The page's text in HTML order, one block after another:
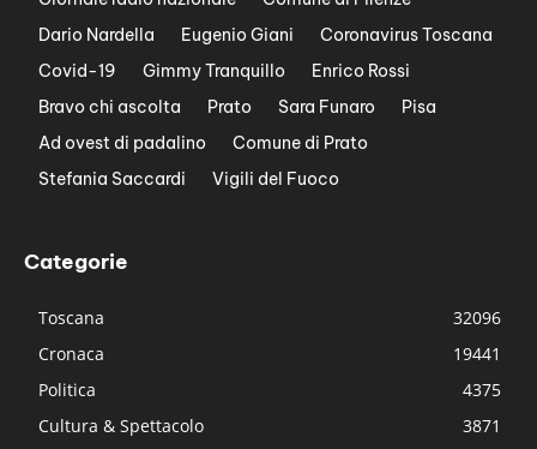
Dario Nardella
Eugenio Giani
Coronavirus Toscana
Covid-19
Gimmy Tranquillo
Enrico Rossi
Bravo chi ascolta
Prato Sara Funaro
Pisa
Ad ovest di padalino
Comune di Prato
Stefania Saccardi
Vigili del Fuoco
Categorie
Toscana
32096
Cronaca
19441
Politica
4375
Cultura & Spettacolo
3871